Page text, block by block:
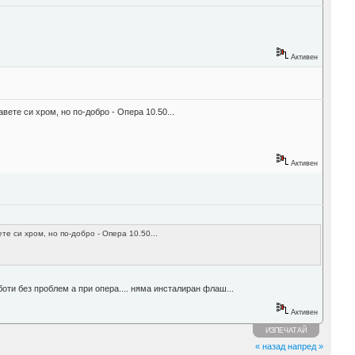
Активен
си хром, но по-добро - Опера 10.50...
Активен
си хром, но по-добро - Опера 10.50...
без проблем а при опера.... няма инсталиран флаш...
Активен
ИЗПЕЧАТАЙ
« назад напред »